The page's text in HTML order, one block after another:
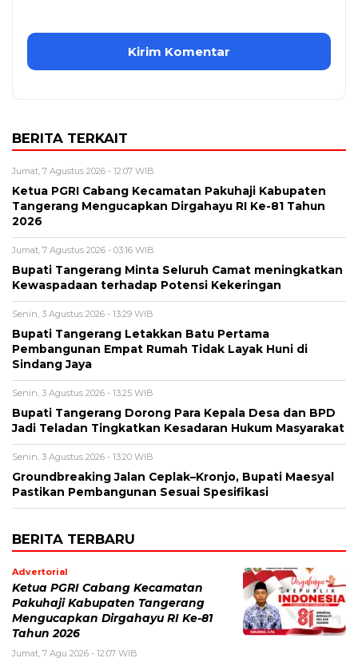
BERITA TERKAIT
Jumat, 7 Agustus 2026 - 12:07 WIB
Ketua PGRI Cabang Kecamatan Pakuhaji Kabupaten
Tangerang Mengucapkan Dirgahayu RI Ke-81 Tahun
2026
Jumat, 7 Agustus 2026 - 03:16 WIB
Bupati Tangerang Minta Seluruh Camat meningkatkan
Kewaspadaan terhadap Potensi Kekeringan
Senin, 3 Agustus 2026 - 13:29 WIB
Bupati Tangerang Letakkan Batu Pertama
Pembangunan Empat Rumah Tidak Layak Huni di
Sindang Jaya
Senin, 3 Agustus 2026 - 13:25 WIB
Bupati Tangerang Dorong Para Kepala Desa dan BPD
Jadi Teladan Tingkatkan Kesadaran Hukum Masyarakat
Senin, 3 Agustus 2026 - 13:20 WIB
Groundbreaking Jalan Ceplak–Kronjo, Bupati Maesyal
Pastikan Pembangunan Sesuai Spesifikasi
BERITA TERBARU
Advertorial
Ketua PGRI Cabang Kecamatan
Pakuhaji Kabupaten Tangerang
Mengucapkan Dirgahayu RI Ke-81
Tahun 2026
Jumat, 7 Agu 2026 - 12:07 WIB